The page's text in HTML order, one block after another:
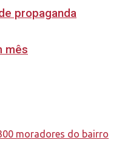
propaganda
mês